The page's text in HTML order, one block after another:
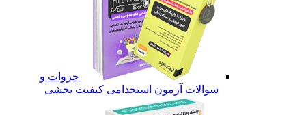
جزوات و
سوالات آزمون استخدامی کیفیت بخشی